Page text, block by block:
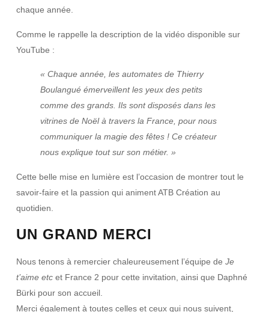
chaque année.
Comme le rappelle la description de la vidéo disponible sur
YouTube :
« Chaque année, les automates de Thierry
Boulangué émerveillent les yeux des petits
comme des grands. Ils sont disposés dans les
vitrines de Noël à travers la France, pour nous
communiquer la magie des fêtes ! Ce créateur
nous explique tout sur son métier. »
Cette belle mise en lumière est l’occasion de montrer tout le
savoir-faire et la passion qui animent ATB Création au
quotidien.
UN GRAND MERCI
Nous tenons à remercier chaleureusement l’équipe de Je
t’aime etcet France 2 pour cette invitation, ainsi que Daphné
Bürkipour son accueil.
Merci également à toutes celles et ceux qui nous suivent,